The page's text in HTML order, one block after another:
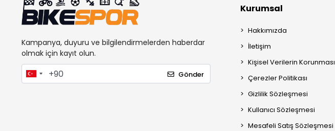
Kampanya, duyuru ve bilgilendirmelerden haberdar
olmak için kayıt olun.
Gönder
Kurumsal
Hakkımızda
İletişim
Kişisel Verilerin Korunması
Çerezler Politikası
Gizlilik Sözleşmesi
Kullanıcı Sözleşmesi
Mesafeli Satış Sözleşmesi